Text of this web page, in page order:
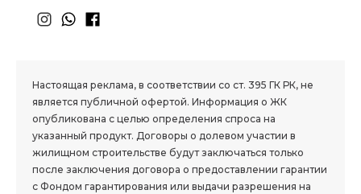
Настоящая реклама, в соответствии со ст. 395 ГК РК, не
является публичной офертой. Информация о ЖК
опубликована с целью определения спроса на
указанный продукт. Договоры о долевом участии в
жилищном строительстве будут заключаться только
после заключения договора о предоставлении гарантии
с Фондом гарантирования или выдачи разрешения на